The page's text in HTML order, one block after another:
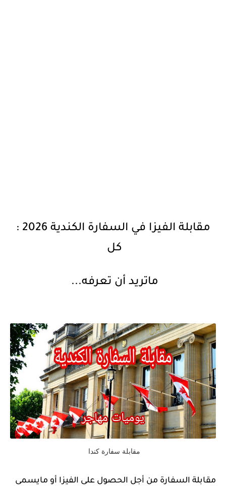
مقابلة الفيزا في السفارة الكندية 2026 :
كل
ماتريد أن تعرفه...
مقابلة سفارة كندا
مقابلة السفارة من أجل الحصول على الفيزا أو مايسمى